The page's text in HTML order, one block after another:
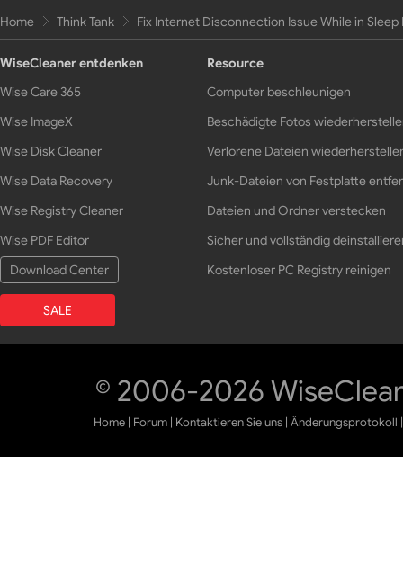
Home Think Tank Fix Internet Disconnection Issue While in Sleep
WiseCleaner entdenken
Wise Care 365
Wise ImageX
Wise Disk Cleaner
Wise Data Recovery
Wise Registry Cleaner
Wise PDF Editor
Download Center
SALE
Resource
Computer beschleunigen
Beschädigte Fotos
Verlorene Dateien
Junk-Dateien von Festplatte
Dateien und Ordner verstecken
Sicher und vollständig
Kostenloser PC Registry reinigen
© 2006-2026
Home | Forum | Kontaktieren Sie uns |Änderungsprotokoll